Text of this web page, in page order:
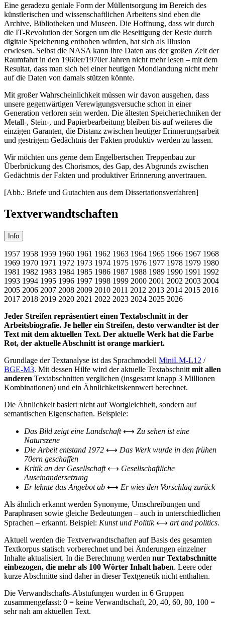
Eine geradezu geniale Form der Müllentsorgung im Bereich des
künstlerischen und wissenschaftlichen Arbeitens sind eben die
Archive, Bibliotheken und Museen. Die Hoffnung, dass wir durch
die IT-Revolution der Sorgen um die Beseitigung der Reste durch
digitale Speicherung enthoben würden, hat sich als Illusion
erwiesen. Selbst die NASA kann ihre Daten aus der großen Zeit der
Raumfahrt in den 1960er/1970er Jahren nicht mehr lesen – mit dem
Resultat, dass man sich bei einer heutigen Mondlandung nicht mehr
auf die Daten von damals stützen könnte.
Mit großer Wahrscheinlichkeit müssen wir davon ausgehen, dass
unsere gegenwärtigen Verewigungsversuche schon in einer
Generation verloren sein werden. Die ältesten Speichertechniken der
Metall-, Stein-, und Papierbearbeitung bleiben bis auf weiteres die
einzigen Garanten, die Distanz zwischen heutiger Erinnerungsarbeit
und gestrigem Gedächtnis der Fakten produktiv werden zu lassen.
Wir möchten uns gerne dem Engelbertschen Treppenbau zur
Überbrückung des Chorismos, des Gap, des Abgrunds zwischen
Gedächtnis der Fakten und produktiver Erinnerung anvertrauen.
[Abb.: Briefe und Gutachten aus dem Dissertationsverfahren]
Textverwandtschaften
Info
1957 1958 1959 1960 1961 1962 1963 1964 1965 1966 1967 1968
1969 1970 1971 1972 1973 1974 1975 1976 1977 1978 1979 1980
1981 1982 1983 1984 1985 1986 1987 1988 1989 1990 1991 1992
1993 1994 1995 1996 1997 1998 1999 2000 2001 2002 2003 2004
2005 2006 2007 2008 2009 2010 2011 2012 2013 2014 2015 2016
2017 2018 2019 2020 2021 2022 2023 2024 2025 2026
Jeder Streifen repräsentiert einen Textabschnitt in der
Arbeitsbiografie. Je heller ein Streifen, desto verwandter ist der
Text mit dem aktuellen Text. Der aktuelle Werk hat die Farbe
Rot, der aktuelle Abschnitt ist orange markiert.
Grundlage der Textanalyse ist das Sprachmodell MiniLM-L12 /
BGE-M3. Mit dessen Hilfe wird der aktuelle Textabschnitt mit allen
anderen Textabschnitten verglichen (insgesamt knapp 3 Millionen
Kombinationen) und ein Ähnlichkeitskennwert berechnet.
Die Ähnlichkeit basiert nicht auf Wortgleichheit, sondern auf
semantischen Eigenschaften. Beispiele:
Das Bild zeigt eine Landschaft⟷ Zu sehen ist eine
Naturszene
Die Arbeit entstand 1972 ⟷ Das Werk wurde in den frühen
70ern geschaffen
Kritik an der Gesellschaft⟷ Gesellschaftliche
Auseinandersetzung
Er lehnte das Angebot ab ⟷ Er wies den Vorschlag zurück
Als ähnlich erkannt werden Synonyme, Umschreibungen und
Paraphrasen sowie gleiche Bedeutungen – auch in unterschiedlichen
Sprachen – erkannt. Beispiel: Kunst und Politik⟷ art and politics.
Aktuell werden die Textverwandtschaften auf Basis des gesamten
Textkorpus statisch vorberechnet und bei Änderungen einzelner
Inhalte aktualisiert. In die Berechnung werden nur Textabschnitte
einbezogen, die mehr als 100 Wörter Inhalt haben. Leere oder
kurze Abschnitte sind daher in dieser Textgenetik nicht enthalten.
Die Verwandtschafts-Abstufungen wurden in 6 Gruppen
zusammengefasst: 0 = keine Verwandtschaft, 20, 40, 60, 80, 100 =
sehr nah am aktuellen Text.